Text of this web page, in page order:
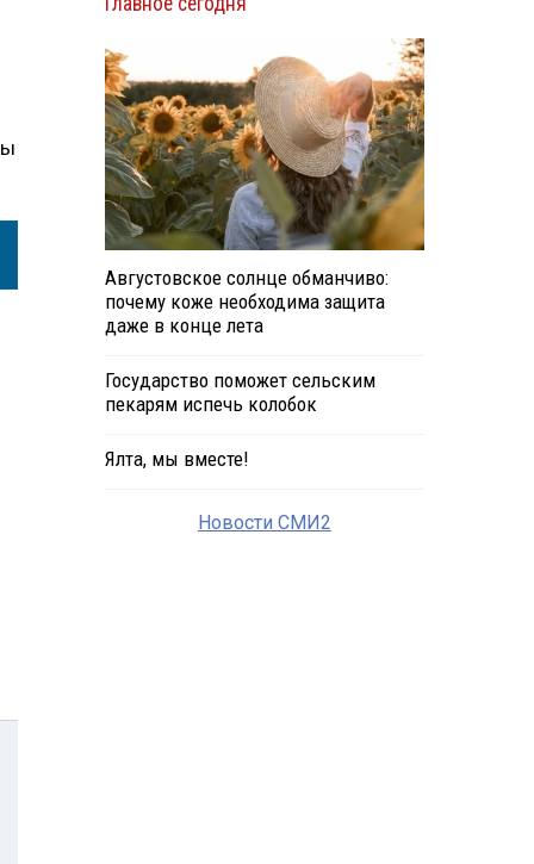
Августовское солнце обманчиво:
почему коже необходима защита
даже в конце лета
Государство поможет сельским
пекарям испечь колобок
Ялта, мы вместе!
Новости СМИ2